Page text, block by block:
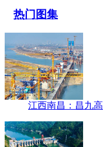
热门图集
江西南昌：昌九高